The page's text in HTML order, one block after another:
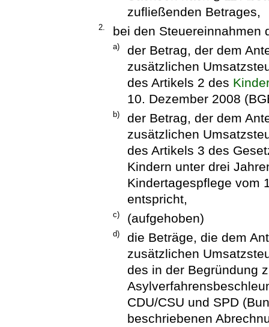
zufließenden Betrages,
2. bei den Steuereinnahmen
a)
der Betrag, der dem
zusätzlichen
des Artikels 2 des
10. Dezember 2008
b)
der Betrag, der dem
zusätzlichen
des Artikels 3 des
Kindern unter drei
Kindertagespflege vom
entspricht,
c) (aufgehoben)
d)
die Beträge, die dem
zusätzlichen
des in der Begründung
CDU/CSU und SPD
beschriebenen